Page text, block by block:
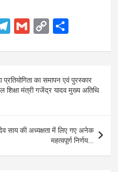
T
e
gr
a
G
ail
C
py
n
ar
e
प्रतियोगिता का समापन एवं पुरस्कार
शिक्षा मंत्री गजेंद्र यादव मुख्य अतिथि
साय की अध्यक्षता में लिए गए अनेक
महत्वपूर्ण निर्णय….